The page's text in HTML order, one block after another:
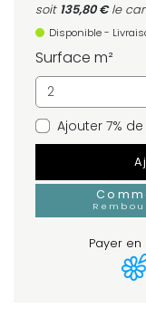
soit 135,80 €le
Disponible -
Surface m²
Ajouter 7%
Payer